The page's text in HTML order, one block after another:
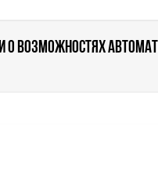
О ВОЗМОЖНОСТЯХ